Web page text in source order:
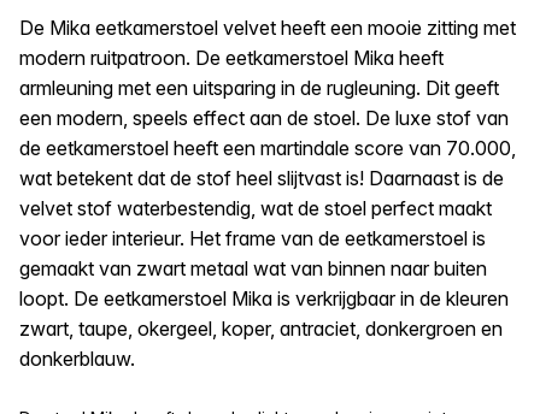
De Mika eetkamerstoel velvet heeft een mooie zitting met
modern ruitpatroon. De eetkamerstoel Mika heeft
armleuning met een uitsparing in de rugleuning. Dit geeft
een modern, speels effect aan de stoel. De luxe stof van
de eetkamerstoel heeft een martindale score van 70.000,
wat betekent dat de stof heel slijtvast is! Daarnaast is de
velvet stof waterbestendig, wat de stoel perfect maakt
voor ieder interieur. Het frame van de eetkamerstoel is
gemaakt van zwart metaal wat van binnen naar buiten
loopt. De eetkamerstoel Mika is verkrijgbaar in de kleuren
zwart, taupe, okergeel, koper, antraciet, donkergroen en
donkerblauw.